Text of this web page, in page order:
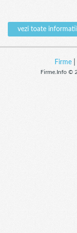
vezi toate informatii
Firme|
Firme.Info ©